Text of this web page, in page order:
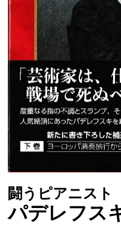
闘うピアニスト
パデレフス